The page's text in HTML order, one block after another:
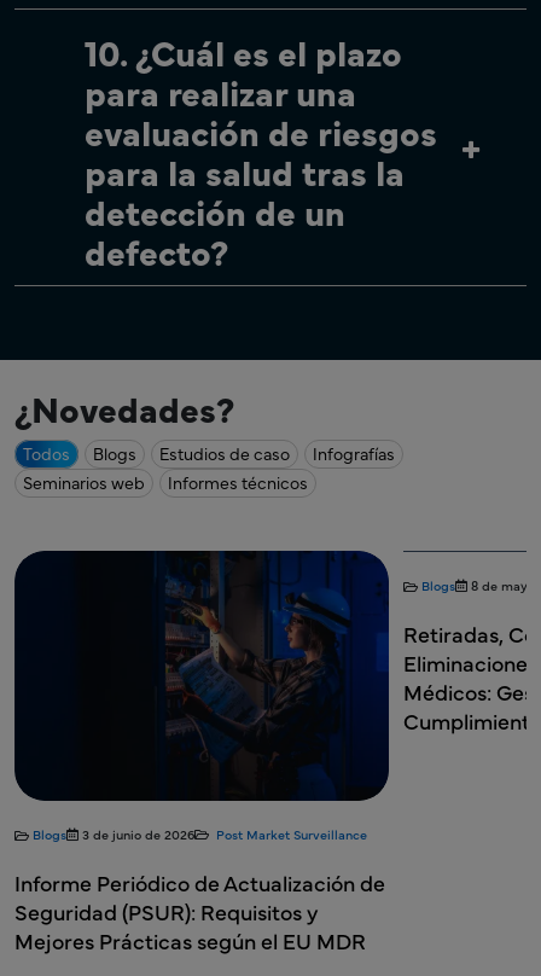
10. ¿Cuál es el plazo
para realizar una
evaluación de riesgos
para la salud tras la
detección de un
defecto?
¿Novedades?
Todos Blogs Estudios de caso
Infografías
Seminarios web
Informes técnicos
Blogs 3 de junio de 2026 Post Market Surveillance
Informe Periódico de Actualización de
Seguridad (PSUR): Requisitos y
Mejores Prácticas según el EU MDR
Blogs 8 de mayo
Retiradas,
Médicos: